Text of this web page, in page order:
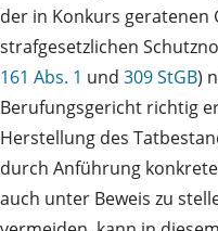
der in Konkurs geratenen
strafgesetzlichen
161 Abs. 1 und 309 StGB)
Berufungsgericht richtig
Herstellung des
durch Anführung
auch unter Beweis zu